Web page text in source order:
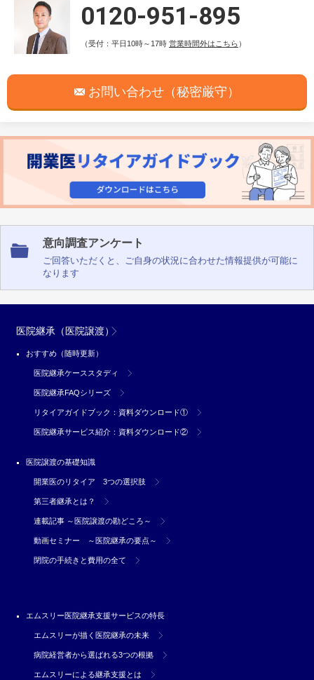
0120-951-895
（受付：平日10時～17時 営業時間外はこちら ）
お問い合わせ（秘密厳守）
意向調査アンケート
ご回答いただくと、ご自身の状況に合わせた情報提供が可能に
なります
医院継承（医院譲渡）
おすすめ（随時更新）
医院継承ケーススタディ
医院継承FAQシリーズ
リタイアガイドブック：資料ダウンロード①
医院継承サービス紹介：資料ダウンロード②
医院譲渡の基礎知識
開業医のリタイア 3つの選択肢
第三者継承とは？
連載記事 ～医院譲渡の勘どころ～
動画セミナー ～医院継承の要点～
閉院の手続きと費用の全て
エムスリー医院継承支援サービスの特長
エムスリーが描く医院継承の未来
病院経営者から選ばれる3つの根拠
エムスリーによる継承支援とは